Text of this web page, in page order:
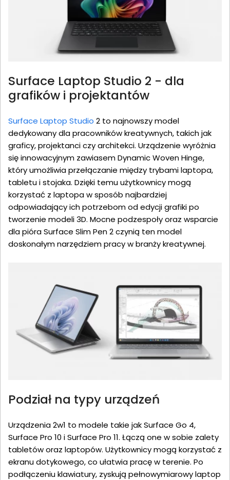
Surface Laptop Studio 2 - dla
grafików i projektantów
Surface Laptop Studio 2 to najnowszy model
dedykowany dla pracowników kreatywnych, takich jak
graficy, projektanci czy architekci. Urządzenie wyróżnia
się innowacyjnym zawiasem Dynamic Woven Hinge,
który umożliwia przełączanie między trybami laptopa,
tabletu i stojaka. Dzięki temu użytkownicy mogą
korzystać z laptopa w sposób najbardziej
odpowiadający ich potrzebom od edycji grafiki po
tworzenie modeli 3D. Mocne podzespoły oraz wsparcie
dla pióra Surface Slim Pen 2 czynią ten model
doskonałym narzędziem pracy w branży kreatywnej.
Podział na typy urządzeń
Urządzenia 2w1 to modele takie jak Surface Go 4,
Surface Pro 10 i Surface Pro 11. Łączą one w sobie zalety
tabletów oraz laptopów. Użytkownicy mogą korzystać z
ekranu dotykowego, co ułatwia pracę w terenie. Po
podłączeniu klawiatury, zyskują pełnowymiarowy laptop